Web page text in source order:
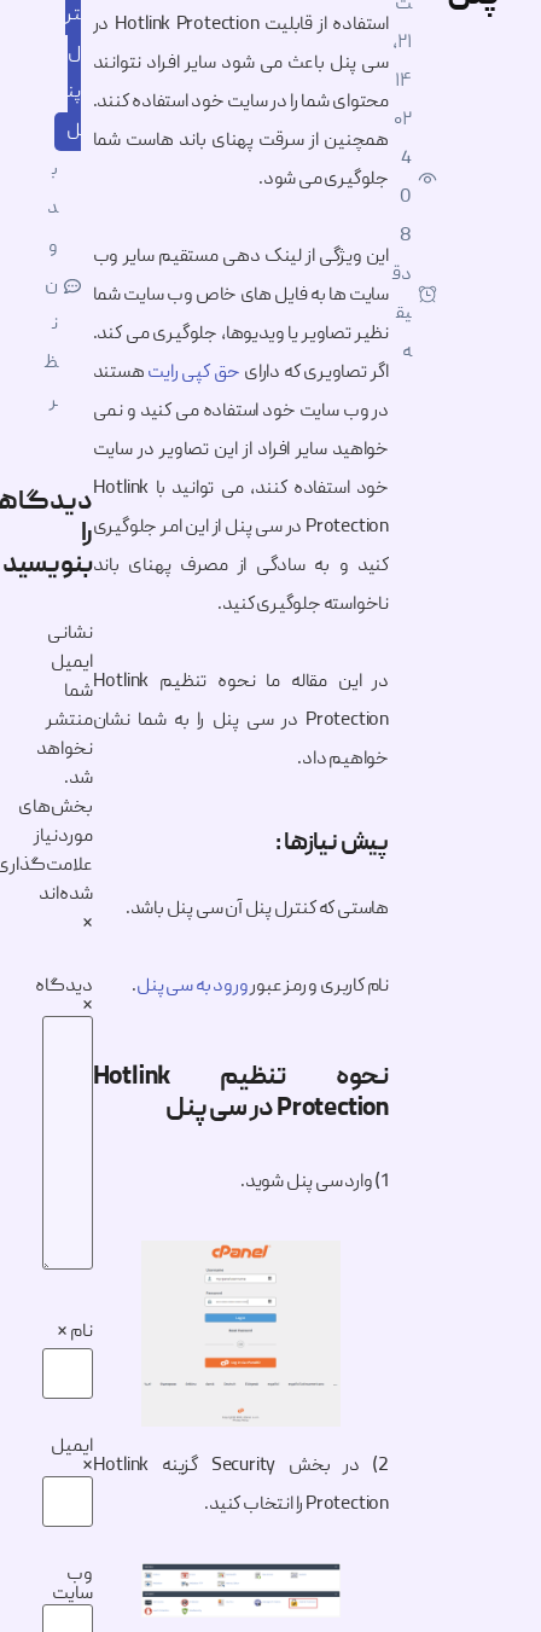
استفاده از قابلیت Hotlink Protection در
سی پنل باعث می شود سایر افراد نتوانند
محتوای شما را در سایت خود استفاده کنند.
همچنین از سرقت پهنای باند هاست شما
جلوگیری می شود.
این ویژگی از لینک دهی مستقیم سایر وب
سایت ها به فایل های خاص وب سایت شما
نظیر تصاویر یا ویدیوها، جلوگیری می کند.
اگر تصاویری که دارای حق کپی رایتهستند
در وب سایت خود استفاده می کنید و نمی
خواهید سایر افراد از این تصاویر در سایت
خود استفاده کنند، می توانید با Hotlink
Protection در سی پنل از این امر جلوگیری
کنید و به سادگی از مصرف پهنای باند
ناخواسته جلوگیری کنید.
در این مقاله ما نحوه تنظیم Hotlink
Protection در سی پنل را به شما نشان
خواهیم داد.
پیش نیازها :
هاستی که کنترل پنل آن سی پنل باشد.
نام کاربری و رمز عبورورود به سی پنل.
نحوه تنظیم Hotlink
Protection در سی پنل
2) در بخش Security گزینه Hotlink
Protection را انتخاب کنید.
تر
ل
پن
ل
ن
دیدگاهتان
را
بنویسید
نشانی
ایمیل
شما
منتشر
نخواهد
بخش‌های
موردنیاز
علامت‌گذاری
شده‌اند
دیدگاه
ایمیل
*
سایت
معرفی کسب و کار
سایر مقالات